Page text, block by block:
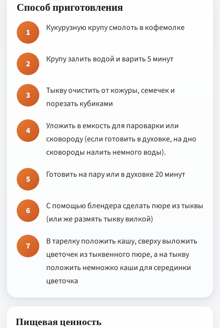
Способ приготовления
1 Кукурузную крупу смолоть в кофемолке
2 Крупу залить водой и варить 5 минут
3
Тыкву очистить от кожуры, семечек и
порезать кубиками
4
Уложить в емкость для пароварки или
сковороду (если готовить в духовке, на дно
сковороды налить немного воды).
5 Готовить на пару или в духовке 20 минут
6
С помощью блендера сделать пюре из тыквы
(или же размять тыкву вилкой)
7
В тарелку положить кашу, сверху выложить
цветочек из тыквенного пюре, а на тыкву
положить немножко каши для серединки
цветочка
Пищевая ценность